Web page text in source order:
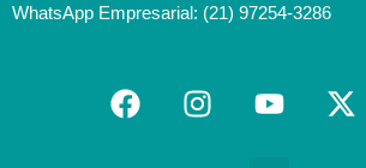
WhatsApp Empresarial: (21) 97254-3286